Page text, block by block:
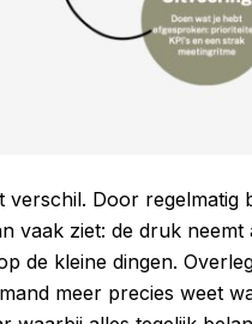
verschil. Door
vaak ziet: de druk
de kleine dingen.
meer precies weet